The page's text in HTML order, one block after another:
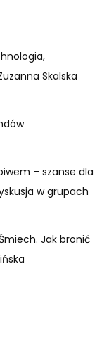
Skalska
– szanse dla
w grupach
Jak bronić